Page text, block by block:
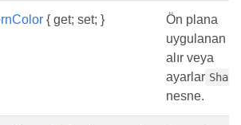
{ get; set; }
Ön plana
uygulanan
alır veya
ayarlar
nesne.